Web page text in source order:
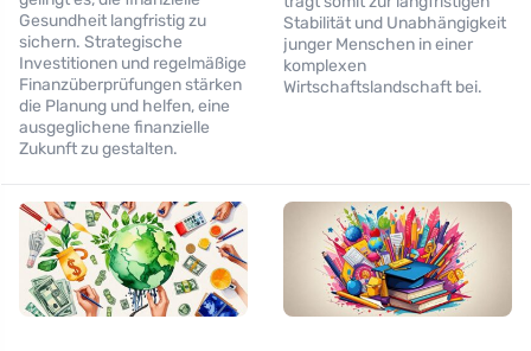
Gesundheit langfristig zu
sichern. Strategische
Investitionen und regelmäßige
Finanzüberprüfungen stärken
die Planung und helfen, eine
ausgeglichene finanzielle
Zukunft zu gestalten.
Stabilität und Unabhängigkeit
junger Menschen in einer
komplexen
Wirtschaftslandschaft bei.